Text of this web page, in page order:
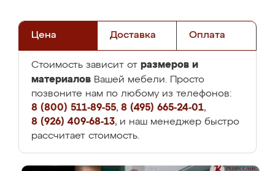
Цена Доставка Оплата
Стоимость зависит от размеров и
материалов Вашей мебели. Просто
позвоните нам по любому из телефонов:
8 (800) 511-89-55, 8 (495) 665-24-01,
8 (926) 409-68-13, и наш менеджер быстро
рассчитает стоимость.